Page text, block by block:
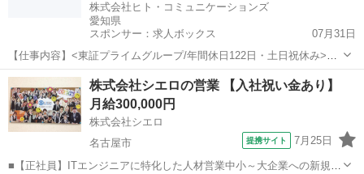
株式会社ヒト・コミュニケーションズ
愛知県
スポンサー：求人ボックス
07月31日
【仕事内容】<東証プライムグループ/年間休日122日・土日祝休み>
「決まった商材を売る営業」から、「課題に合わせて仕組みを創る営
業」へ。 扱う商材が一つじゃないから、提案の幅も身につく経験も広
がる。 空港運営や自治体、プロスポー...
正社員
株式会社シエロの営業 【入社祝い金あり】
月給300,000円
株式会社シエロ
名古屋市
提携サイト 7月25日
■【正社員】ITエンジニアに特化した人材営業中小～大企業への新規及